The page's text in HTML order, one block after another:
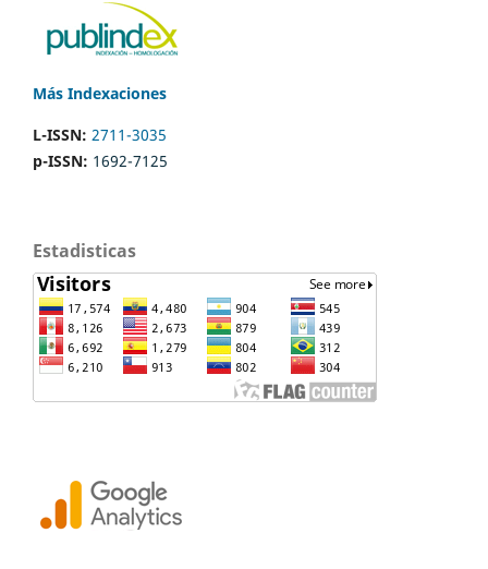
Más Indexaciones
L-ISSN: 2711-3035
p-ISSN: 1692-7125
Estadisticas